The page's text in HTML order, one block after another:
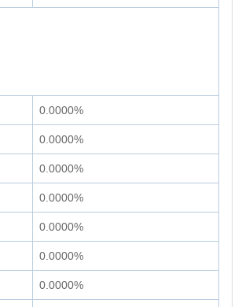
0.0000%
0.0000%
0.0000%
0.0000%
0.0000%
0.0000%
0.0000%